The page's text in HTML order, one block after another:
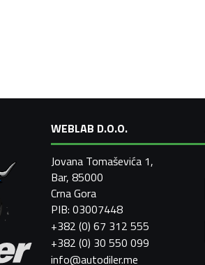
WEBLAB D.O.O.
Jovana Tomaševića 1,
Bar, 85000
Crna Gora
PIB: 03007448
+382 (0) 67 312 555
+382 (0) 30 550 099
info@autodiler.me